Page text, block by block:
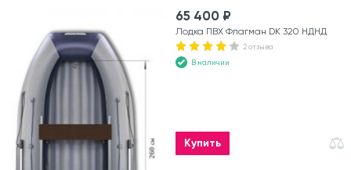
65 400 ₽
Лодка ПВХ Флагман DK 320 НДНД
2 отзыва
В наличии
Купить